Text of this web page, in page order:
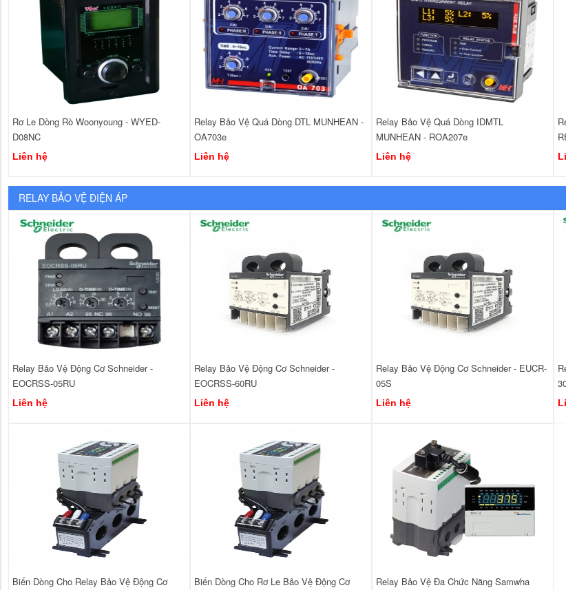
Rơ Le Dòng Rò Woonyoung - WYED-
D08NC
Liên hệ
Relay Bảo Vệ Quá Dòng DTL MUNHEAN -
OA703e
Liên hệ
Relay Bảo Vệ Quá Dòng IDMTL
MUNHEAN - ROA207e
Liên hệ
RELAY BẢO VỆ ĐIỆN ÁP
Relay Bảo Vệ Động Cơ Schneider -
EOCRSS-05RU
Liên hệ
Relay Bảo Vệ Động Cơ Schneider -
EOCRSS-60RU
Liên hệ
Relay Bảo Vệ Động Cơ Schneider - EUCR-
05S
Liên hệ
Biến Dòng Cho Relay Bảo Vệ Động Cơ
Biến Dòng Cho Rơ Le Bảo Vệ Động Cơ
Relay Bảo Vệ Đa Chức Năng Samwha